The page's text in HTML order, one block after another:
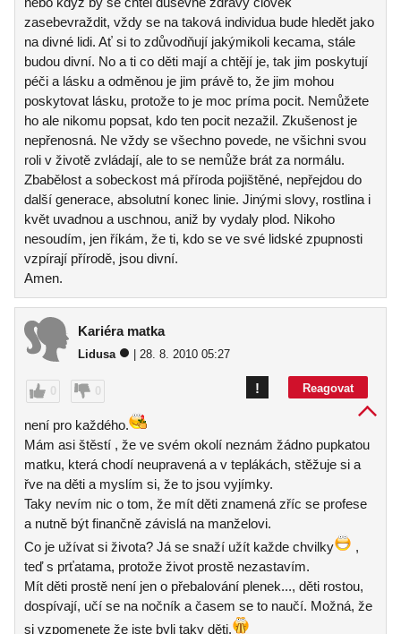
zasebevraždit, vždy se na taková individua bude hledět jako
na divné lidi. Ať si to zdůvodňují jakýmikoli kecama, stále
budou divní. No a ti co děti mají a chtějí je, tak jim poskytují
péči a lásku a odměnou je jim právě to, že jim mohou
poskytovat lásku, protože to je moc príma pocit. Nemůžete
ho ale nikomu popsat, kdo ten pocit nezažil. Zkušenost je
nepřenosná. Ne vždy se všechno povede, ne všichni svou
roli v životě zvládají, ale to se nemůže brát za normálu.
Zbabělost a sobeckost má příroda pojištěné, nepřejdou do
další generace, absolutní konec linie. Jinými slovy, rostlina i
květ uvadnou a uschnou, aniž by vydaly plod. Nikoho
nesoudím, jen říkám, že ti, kdo se ve své lidské zpupnosti
vzpírají přírodě, jsou divní.
Amen.
Kariéra matka
Lidusa | 28. 8. 2010 05:27
0 0 Reagovat
!
není pro každého.
Mám asi štěstí , že ve svém okolí neznám žádno pupkatou
matku, která chodí neupravená a v teplákách, stěžuje si a
řve na děti a myslím si, že to jsou vyjímky.
Taky nevím nic o tom, že mít děti znamená zříc se profese
a nutně být finančně závislá na manželovi.
Co je užívat si života? Já se snaží užít každe chvilky
,
teď s prťatama, protože život prostě nezastavím.
Mít děti prostě není jen o přebalování plenek..., děti rostou,
dospívají, učí se na nočník a časem se to naučí. Možná, že
si vzpomenete že jste byli taky děti.